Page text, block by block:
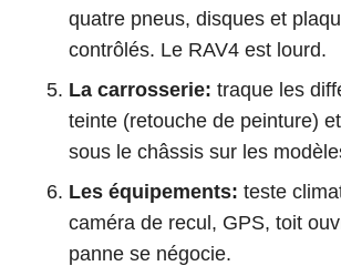
quatre pneus, disques et
contrôlés. Le RAV4 est lourd.
La carrosserie: traque les
teinte (retouche de peinture)
sous le châssis sur les
Les équipements: teste
caméra de recul, GPS, toit
panne se négocie.